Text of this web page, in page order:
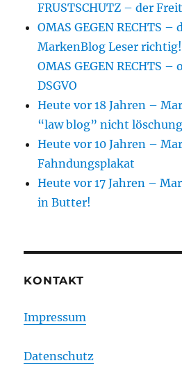
FRUSTSCHUTZ – der
OMAS GEGEN RECHTS –
MarkenBlog Leser
OMAS GEGEN RECHTS
DSGVO
Heute vor 18 Jahren –
“law blog” nicht
Heute vor 10 Jahren –
Fahndungsplakat
Heute vor 17 Jahren –
in Butter!
KONTAKT
Impressum
Datenschutz